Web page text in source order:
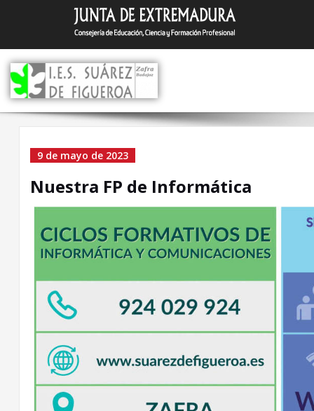
Saltar
contenido
Nuestra FP de
9 de mayo de 2023
Nuestra FP de Informática